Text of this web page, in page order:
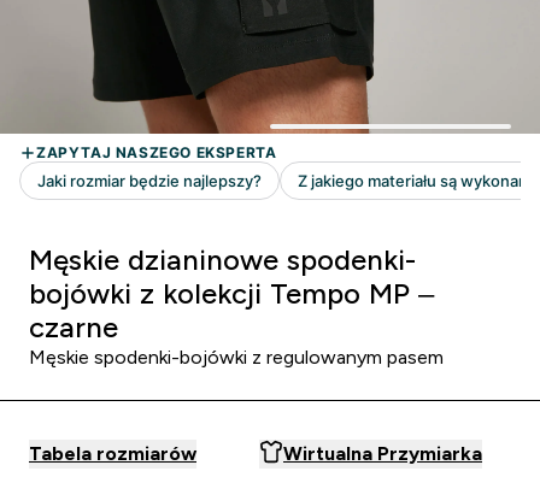
Męskie dzianinowe spodenki-
bojówki z kolekcji Tempo MP –
czarne
Męskie spodenki-bojówki z regulowanym pasem
Tabela rozmiarów Wirtualna Przymiarka